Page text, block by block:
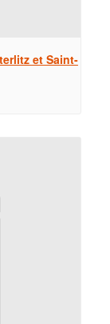
et Saint-